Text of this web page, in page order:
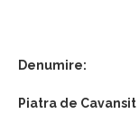
Denumire:
Piatra de Cavansit